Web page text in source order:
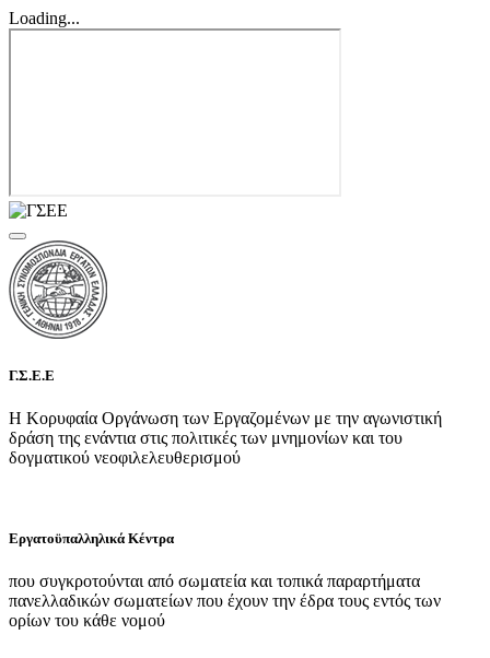
Loading...
Γ.Σ.Ε.Ε
Η Κορυφαία Οργάνωση των Εργαζομένων με την αγωνιστική
δράση της ενάντια στις πολιτικές των μνημονίων και του
δογματικού νεοφιλελευθερισμού
Εργατοϋπαλληλικά Κέντρα
που συγκροτούνται από σωματεία και τοπικά παραρτήματα
πανελλαδικών σωματείων που έχουν την έδρα τους εντός των
ορίων του κάθε νομού